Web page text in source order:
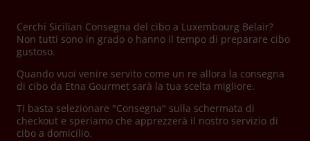
Cerchi Sicilian Consegna del cibo a Luxembourg Belair?
Non tutti sono in grado o hanno il tempo di preparare cibo
gustoso.
Quando vuoi venire servito come un re allora la consegna
di cibo da Etna Gourmet sarà la tua scelta migliore.
Ti basta selezionare "Consegna" sulla schermata di
checkout e speriamo che apprezzerà il nostro servizio di
cibo a domicilio.